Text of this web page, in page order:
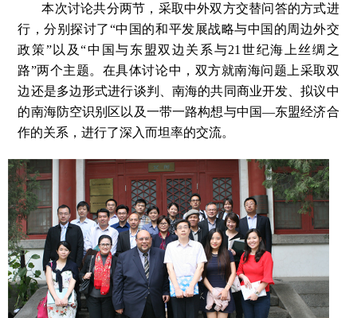
本次讨论共分两节，采取中外双方交替问答的方式进
行，分别探讨了“中国的和平发展战略与中国的周边外交
政策”以及“中国与东盟双边关系与21世纪海上丝绸之
路”两个主题。在具体讨论中，双方就南海问题上采取双
边还是多边形式进行谈判、南海的共同商业开发、拟议中
的南海防空识别区以及一带一路构想与中国—东盟经济合
作的关系，进行了深入而坦率的交流。